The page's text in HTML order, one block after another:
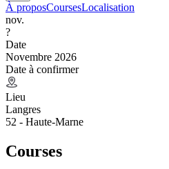
À proposCoursesLocalisation
nov.
?
Date
Novembre 2026
Date à confirmer
Lieu
Langres
52 - Haute-Marne
Courses